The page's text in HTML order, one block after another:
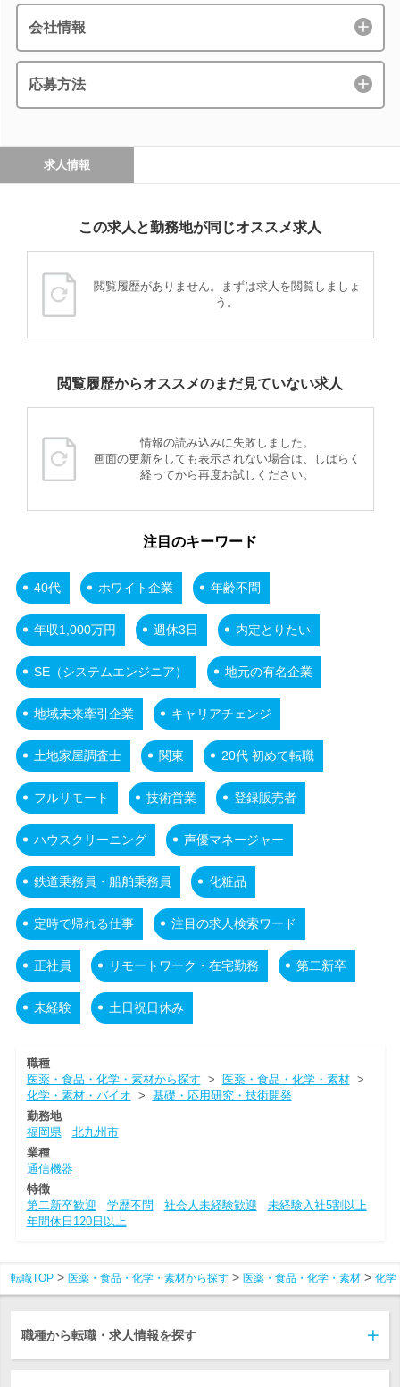
会社情報
応募方法
求人情報
この求人と勤務地が同じオススメ求人
閲覧履歴がありません。まずは求人を閲覧しましょ
う。
閲覧履歴からオススメのまだ見ていない求人
情報の読み込みに失敗しました。
画面の更新をしても表示されない場合は、しばらく
経ってから再度お試しください。
注目のキーワード
40代 ホワイト企業 年齢不問
年収1,000万円 週休3日 内定とりたい
SE（システムエンジニア） 地元の有名企業
地域未来牽引企業 キャリアチェンジ
土地家屋調査士 関東 20代 初めて転職
フルリモート 技術営業 登録販売者
ハウスクリーニング 声優マネージャー
鉄道乗務員・船舶乗務員 化粧品
定時で帰れる仕事 注目の求人検索ワード
正社員 リモートワーク・在宅勤務 第二新卒
未経験 土日祝日休み
職種
医薬・食品・化学・素材から探す > 医薬・食品・化学・素材>
化学・素材・バイオ > 基礎・応用研究・技術開発
勤務地
福岡県
北九州市
業種
通信機器
特徴
第二新卒歓迎
学歴不問 社会人未経験歓迎
未経験入社5割以上
年間休日120日以上
転職TOP 医薬・食品・化学・素材から探す 医薬・食品・化学・素材 化学
職種から転職・求人情報を探す